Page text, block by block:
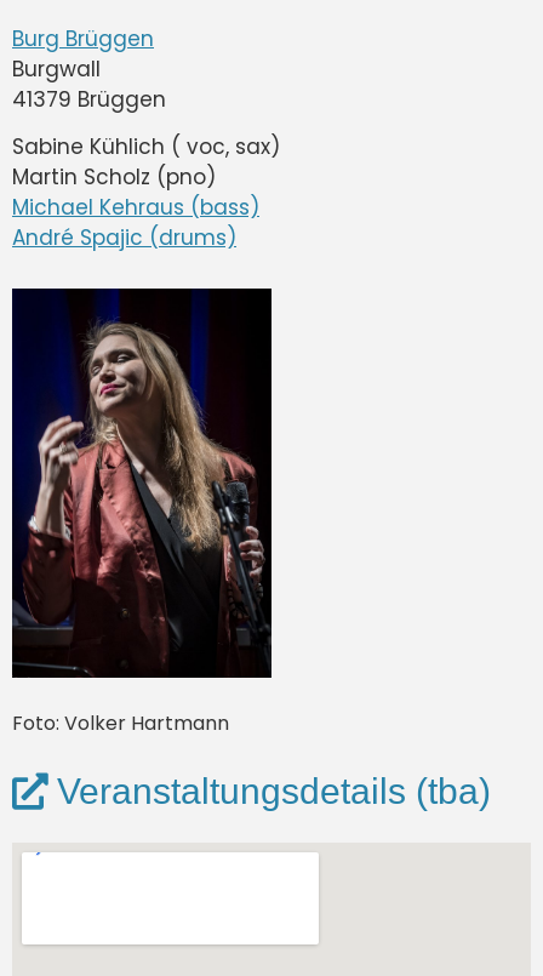
Burg Brüggen
Burgwall
41379 Brüggen
Sabine Kühlich ( voc, sax)
Martin Scholz (pno)
Michael Kehraus (bass)
André Spajic (drums)
Foto: Volker Hartmann
Veranstaltungsdetails (tba)